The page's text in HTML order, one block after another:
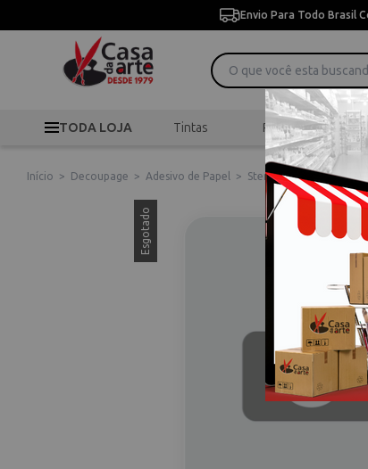
Envio Para Todo Brasil
TODA LOJA Tintas Pincéis
Início > Decoupage > Adesivo de Papel > Stencil Duplo De
Esgotado